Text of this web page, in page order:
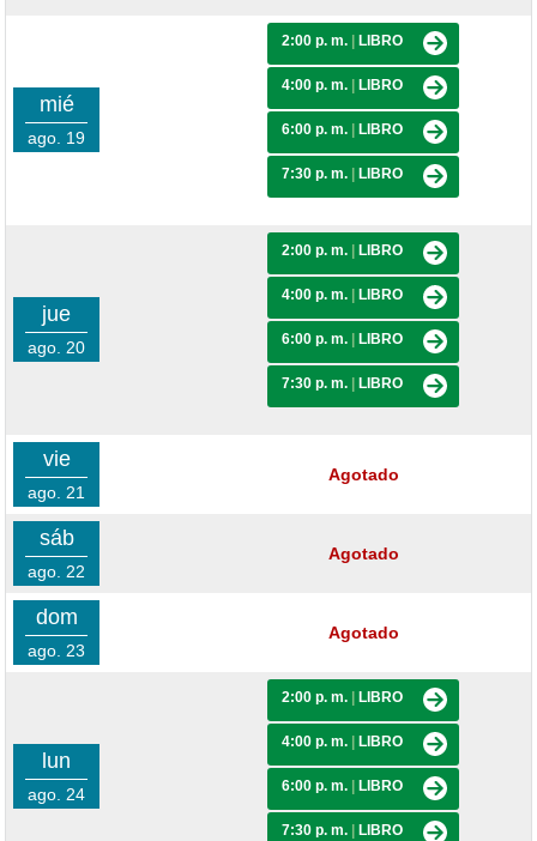
mié
ago. 19
2:00 p. m. LIBRO
4:00 p. m. LIBRO
6:00 p. m. LIBRO
7:30 p. m. LIBRO
jue
ago. 20
2:00 p. m. LIBRO
4:00 p. m. LIBRO
6:00 p. m. LIBRO
7:30 p. m. LIBRO
vie
ago. 21
Agotado
sáb
ago. 22
Agotado
dom
ago. 23
Agotado
lun
ago. 24
2:00 p. m. LIBRO
4:00 p. m. LIBRO
6:00 p. m. LIBRO
7:30 p. m. LIBRO